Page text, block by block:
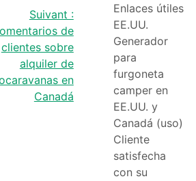
Suivant :
de
clientes sobre
alquiler de
en
Canadá
Enlaces útiles
EE.UU.
Generador
para
furgoneta
camper en
EE.UU. y
Canadá (uso)
Cliente
satisfecha
con su